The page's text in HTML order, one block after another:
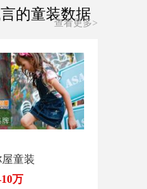
的童装数据
查看更多>
童装
万